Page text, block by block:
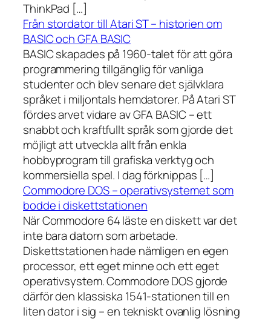
ThinkPad […]
Från stordator till Atari ST – historien om
BASIC och GFA BASIC
BASIC skapades på 1960-talet för att göra
programmering tillgänglig för vanliga
studenter och blev senare det självklara
språket i miljontals hemdatorer. På Atari ST
fördes arvet vidare av GFA BASIC – ett
snabbt och kraftfullt språk som gjorde det
möjligt att utveckla allt från enkla
hobbyprogram till grafiska verktyg och
kommersiella spel. I dag förknippas […]
Commodore DOS – operativsystemet som
bodde i diskettstationen
När Commodore 64 läste en diskett var det
inte bara datorn som arbetade.
Diskettstationen hade nämligen en egen
processor, ett eget minne och ett eget
operativsystem. Commodore DOS gjorde
därför den klassiska 1541-stationen till en
liten dator i sig – en tekniskt ovanlig lösning